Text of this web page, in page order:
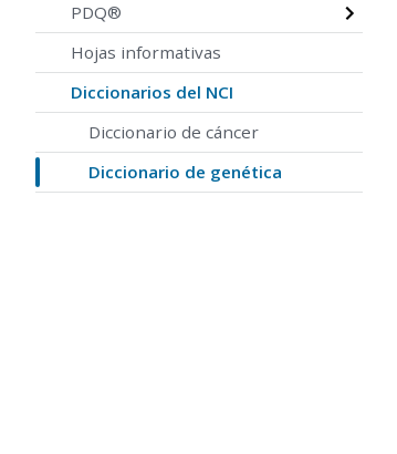
PDQ®
Hojas informativas
Diccionarios del NCI
Diccionario de cáncer
Diccionario de genética